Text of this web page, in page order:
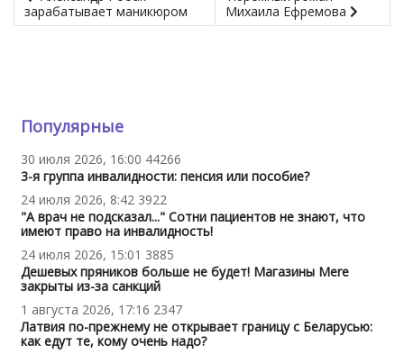
зарабатывает маникюром
Михаила Ефремова
Популярные
30 июля 2026, 16:00 44266
3-я группа инвалидности: пенсия или пособие?
24 июля 2026, 8:42 3922
"А врач не подсказал..." Сотни пациентов не знают, что
имеют право на инвалидность!
24 июля 2026, 15:01 3885
Дешевых пряников больше не будет! Магазины Mere
закрыты из-за санкций
1 августа 2026, 17:16 2347
Латвия по-прежнему не открывает границу с Беларусью:
как едут те, кому очень надо?